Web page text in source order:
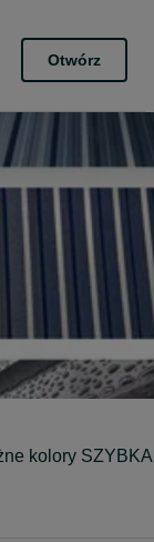
Otwórz
kolory SZYBKA